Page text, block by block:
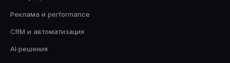
Реклама и performance
CRM и автоматизация
AI‑решения